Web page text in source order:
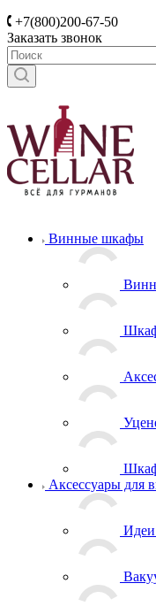
+7(800)200-67-50
Заказать звонок
Винные шкафы
Аксессуары для
Идеи